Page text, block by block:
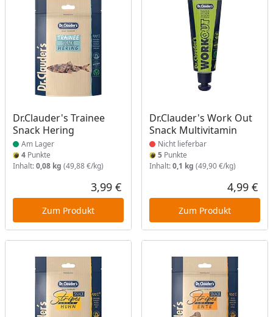
Dr.Clauder's Trainee
Snack Hering
Produkt am Lager
Am Lager
4 Punkte
Inhalt:0,08 kg (49,88 €/kg)
Aktueller Preis
3,99 €
Zum Produkt
Dr.Clauder's Work Out
Snack Multivitamin
Produkt nicht lieferbar
Nicht lieferbar
5Punkte
Inhalt:0,1 kg (49,90 €/kg)
4,99 €
Zum Produkt